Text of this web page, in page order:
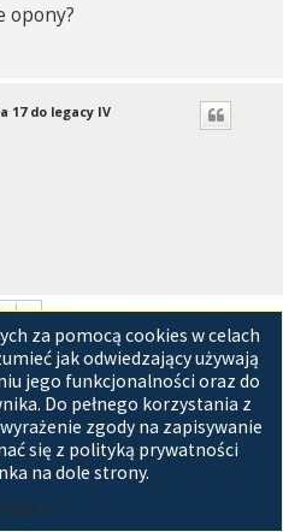
opony?
17 do legacy IV
Strona 1z1
Przejdź do
za pomocą cookies w celach
jak odwiedzający używają
jego funkcjonalności oraz do
Do pełnego korzystania z
zgody na zapisywanie
się z polityką prywatności
na dole strony.
Forum Software © phpBB Limited
Off